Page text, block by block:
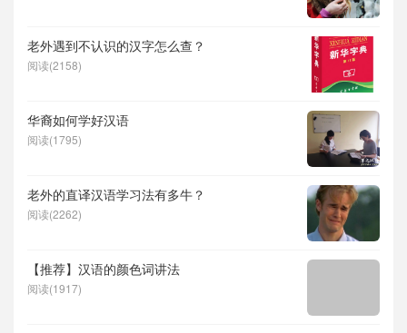
老外遇到不认识的汉字怎么查？
阅读(2158)
华裔如何学好汉语
阅读(1795)
老外的直译汉语学习法有多牛？
阅读(2262)
【推荐】汉语的颜色词讲法
阅读(1917)